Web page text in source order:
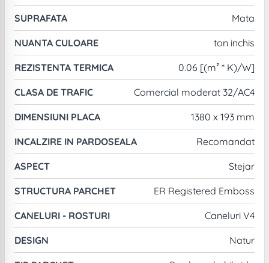
SUPRAFATA Mata
NUANTA CULOARE ton inchis
REZISTENTA TERMICA 0.06 [(m² * K)/W]
CLASA DE TRAFIC Comercial moderat 32/AC4
DIMENSIUNI PLACA 1380 x 193 mm
INCALZIRE IN PARDOSEALA Recomandat
ASPECT Stejar
STRUCTURA PARCHET ER Registered Emboss
CANELURI - ROSTURI Caneluri V4
DESIGN Natur